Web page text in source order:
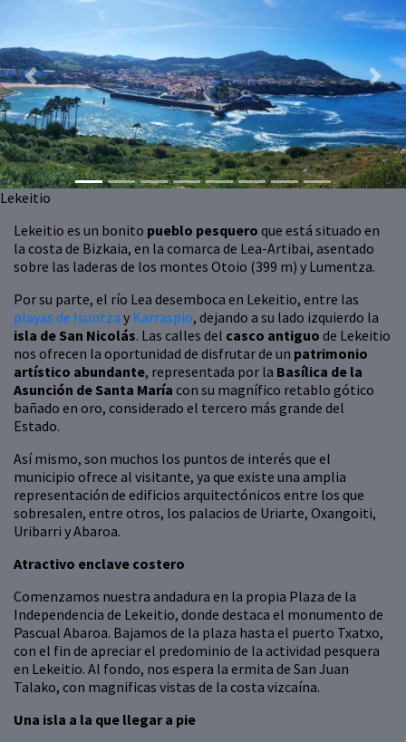
Lekeitio es un bonito pueblo pesquero que está situado en
la costa de Bizkaia, en la comarca de Lea-Artibai, asentado
sobre las laderas de los montes Otoio (399 m) y Lumentza.
Por su parte, el río Lea desemboca en Lekeitio, entre las
playas de Isuntza y Karraspio, dejando a su lado izquierdo la
isla de San Nicolás. Las calles del casco antiguo de Lekeitio
nos ofrecen la oportunidad de disfrutar de un patrimonio
artístico abundante, representada por la Basílica de la
Asunción de Santa María con su magnífico retablo gótico
bañado en oro, considerado el tercero más grande del
Estado.
Así mismo, son muchos los puntos de interés que el
municipio ofrece al visitante, ya que existe una amplia
representación de edificios arquitectónicos entre los que
sobresalen, entre otros, los palacios de Uriarte, Oxangoiti,
Uribarri y Abaroa.
Atractivo enclave costero
Comenzamos nuestra andadura en la propia Plaza de la
Independencia de Lekeitio, donde destaca el monumento de
Pascual Abaroa. Bajamos de la plaza hasta el puerto Txatxo,
con el fin de apreciar el predominio de la actividad pesquera
en Lekeitio. Al fondo, nos espera la ermita de San Juan
Talako, con magnificas vistas de la costa vizcaína.
Una isla a la que llegar a pie
Lekeitio
Previous Next